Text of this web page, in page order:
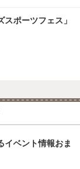
ポーツフェス」
イベント情報おま